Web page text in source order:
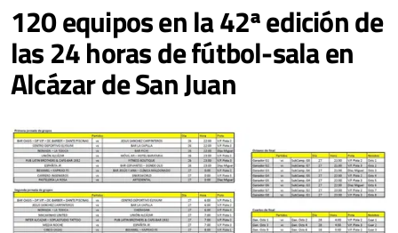
120 equipos en la 42ª edición de
las 24 horas de fútbol-sala en
Alcázar de San Juan